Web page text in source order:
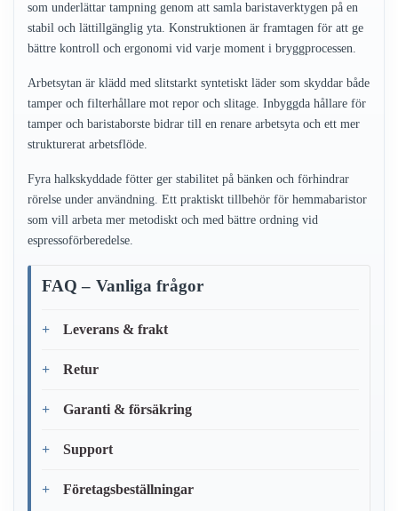
som underlättar tampning genom att samla baristaverktygen på en
stabil och lättillgänglig yta. Konstruktionen är framtagen för att ge
bättre kontroll och ergonomi vid varje moment i bryggprocessen.
Arbetsytan är klädd med slitstarkt syntetiskt läder som skyddar både
tamper och filterhållare mot repor och slitage. Inbyggda hållare för
tamper och baristaborste bidrar till en renare arbetsyta och ett mer
strukturerat arbetsflöde.
Fyra halkskyddade fötter ger stabilitet på bänken och förhindrar
rörelse under användning. Ett praktiskt tillbehör för hemmabaristor
som vill arbeta mer metodiskt och med bättre ordning vid
espressoförberedelse.
FAQ – Vanliga frågor
Leverans & frakt
Retur
Garanti & försäkring
Support
Företagsbeställningar